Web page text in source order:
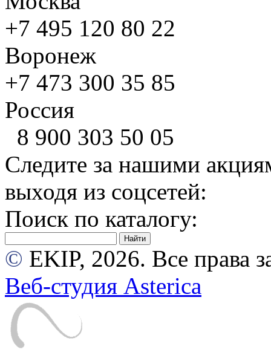
+7 495 120 80 22
Воронеж
+7 473 300 35 85
Россия
8 900 303 50 05
Следите за нашими
выходя из соцсетей:
Поиск по каталогу:
© EKIP, 2026. Все права
Веб-студия Asterica